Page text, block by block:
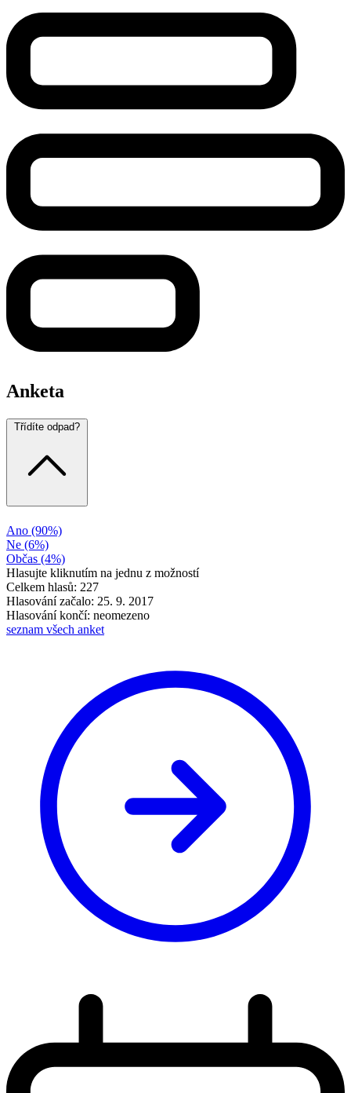
Anketa
Třídíte odpad?
Ano (90%)
Ne (6%)
Občas (4%)
Hlasujte kliknutím na jednu z možností
Celkem hlasů: 227
Hlasování začalo: 25. 9. 2017
Hlasování končí: neomezeno
seznam všech anket